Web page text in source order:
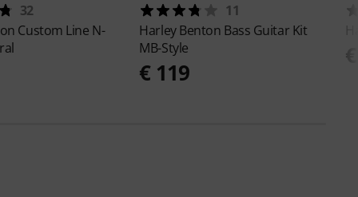
32
Custom Line N-
11
Harley Benton Bass Guitar Kit
MB-Style
€ 119